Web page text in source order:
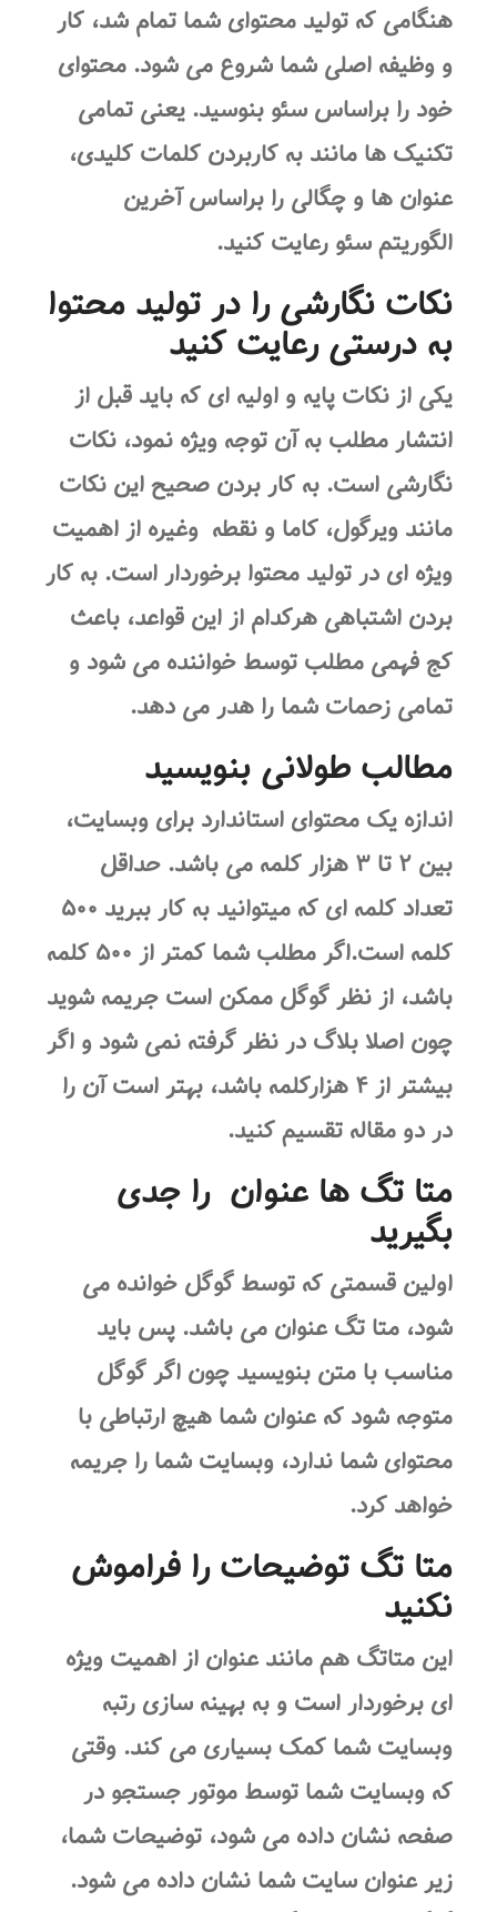
هنگامی که تولید محتوای شما تمام شد، کار
و وظیفه اصلی شما شروع می شود. محتوای
خود را براساس سئو بنوسید. یعنی تمامی
تکنیک ها مانند به کاربردن کلمات کلیدی،
عنوان ها و چگالی را براساس آخرین
الگوریتم سئو رعایت کنید.
نکات نگارشی را در تولید محتوا
به درستی رعایت کنید
یکی از نکات پایه و اولیه ای که باید قبل از
انتشار مطلب به آن توجه ویژه نمود، نکات
نگارشی است. به کار بردن صحیح این نکات
مانند ویرگول، کاما و نقطه وغیره از اهمیت
ویژه ای در تولید محتوا برخوردار است. به کار
بردن اشتباهی هرکدام از این قواعد، باعث
کج فهمی مطلب توسط خواننده می شود و
تمامی زحمات شما را هدر می دهد.
مطالب طولانی بنویسید
اندازه یک محتوای استاندارد برای وبسایت،
بین ۲ تا ۳ هزار کلمه می باشد. حداقل
تعداد کلمه ای که میتوانید به کار ببرید ۵۰۰
کلمه است.اگر مطلب شما کمتر از ۵۰۰ کلمه
باشد، از نظر گوگل ممکن است جریمه شوید
چون اصلا بلاگ در نظر گرفته نمی شود و اگر
بیشتر از ۴ هزارکلمه باشد، بهتر است آن را
در دو مقاله تقسیم کنید.
متا تگ ها عنوان را جدی
بگیرید
اولین قسمتی که توسط گوگل خوانده می
شود، متا تگ عنوان می باشد. پس باید
مناسب با متن بنویسید چون اگر گوگل
متوجه شود که عنوان شما هیچ ارتباطی با
محتوای شما ندارد، وبسایت شما را جریمه
خواهد کرد.
متا تگ توضیحات را فراموش
نکنید
این متاتگ هم مانند عنوان از اهمیت ویژه
ای برخوردار است و به بهینه سازی رتبه
وبسایت شما کمک بسیاری می کند. وقتی
که وبسایت شما توسط موتور جستجو در
صفحه نشان داده می شود، توضیحات شما،
زیر عنوان سایت شما نشان داده می شود.